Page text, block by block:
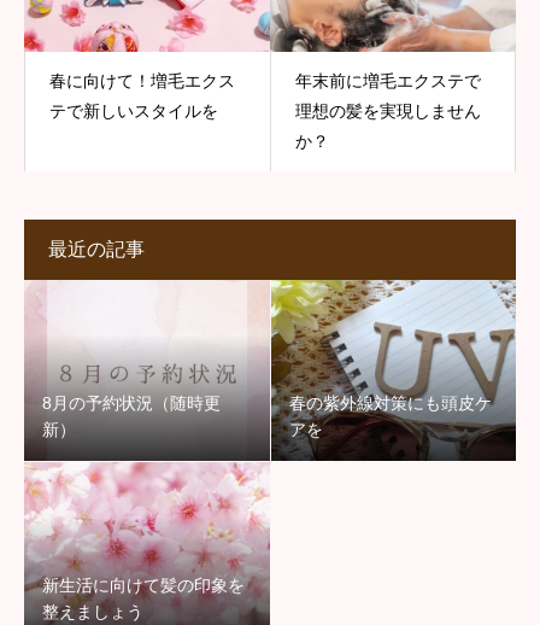
春に向けて！増毛エクス
テで新しいスタイルを
年末前に増毛エクステで
理想の髪を実現しません
か？
最近の記事
8月の予約状況（随時更
新）
春の紫外線対策にも頭皮ケ
アを
新生活に向けて髪の印象を
整えましょう